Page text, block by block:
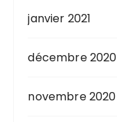
janvier 2021
décembre 2020
novembre 2020